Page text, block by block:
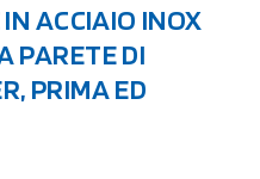
ACCIAIO INOX
PARETE DI
PRIMA ED